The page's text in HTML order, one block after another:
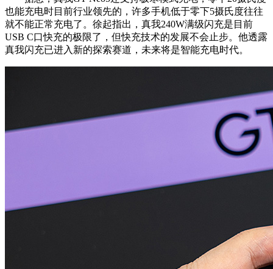
也能充电时目前行业领先的，许多手机低于零下5摄氏度往往
就不能正常充电了。徐起指出，真我240W满级闪充是目前
USB C口快充的极限了，但快充技术的发展不会止步。他透露
真我闪充已进入新的探索赛道，未来将是智能充电时代。